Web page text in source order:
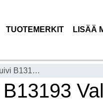
TUOTEMERKIT LISÄÄ
Boheme huivi B13193 Valkoinen ihanan hengittävä pellava viimeistelemään asusi